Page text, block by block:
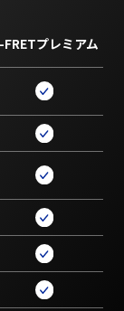
FRETプレミアム